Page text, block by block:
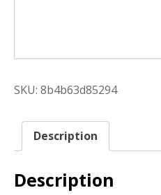
SKU: 8b4b63d85294
Description
Description